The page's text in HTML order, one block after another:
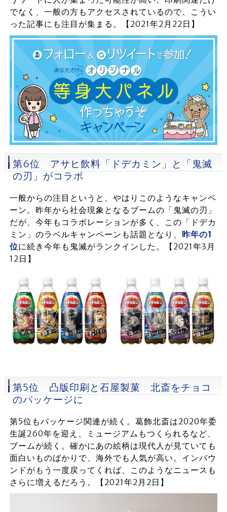
でなく、一般の方もアクセスされているので、こうい
った記事にも注目が集まる。【2021年2月22日】
第6位 アサヒ飲料「ドデカミン」と「鬼滅
の刃」がコラボ
一般からの注目というと、やはりこのようなキャンペ
ーン。昨年から社会現象となるブームの「鬼滅の刃」
だが、今年もコラボレーションが多く、この「ドデカ
ミン」のラベルキャンペーンも話題となり、 昨年の1
位に続き今年も鬼滅がランクインした。【2021年3月
12日】
第5位 凸版印刷と石屋製菓 北斎をチョコ
のパッケージに
第5位もパッケージ関連が続く。葛飾北斎は2020年委
生誕260年を迎え、ミュージアムもつくられるなど、
ブームが続く。確かにあの絵柄は現代人が見ていても
面白いものばかりで、海外でも人気が高い。インバウ
ンドがもう一度戻ってくれば、このようなニュースも
さらに増えるだろう。【2021年2月2日】